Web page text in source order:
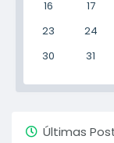
16
17
23
24
30
31
Últimas